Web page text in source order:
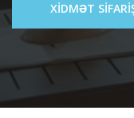
XIDMƏT